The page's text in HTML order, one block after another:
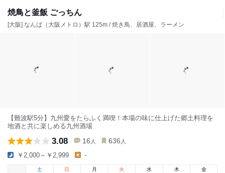
焼鳥と釜飯 ごっちん
[大阪] なんば（大阪メトロ）駅 125m / 焼き鳥、居酒屋、ラーメン
【難波駅5分】九州愛をたらふく満喫！本場の味に仕上げた郷土料理を
地酒と共に楽しめる九州酒場
3.08 16 人 636 人
￥2,000～￥2,999 -
土
日 月 火 水 木 金